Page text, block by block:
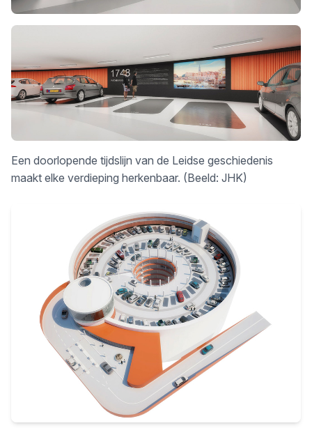
Een doorlopende tijdslijn van de Leidse geschiedenis
maakt elke verdieping herkenbaar. (Beeld: JHK)